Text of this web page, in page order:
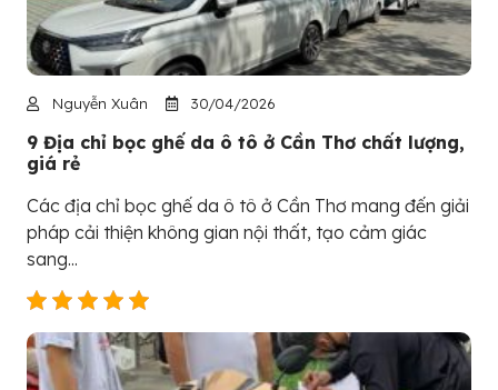
Nguyễn Xuân 30/04/2026
9 Địa chỉ bọc ghế da ô tô ở Cần Thơ chất lượng,
giá rẻ
Các địa chỉ bọc ghế da ô tô ở Cần Thơ mang đến giải
pháp cải thiện không gian nội thất, tạo cảm giác
sang...